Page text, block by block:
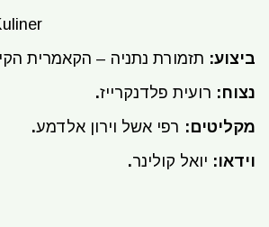
ביצוע: תזמורת נתניה – הקאמרית
.נצוח: רועית פלדנקרייז
.מקליטים: רפי אשל וירון אלדמע
.וידאו: יואל קולינר